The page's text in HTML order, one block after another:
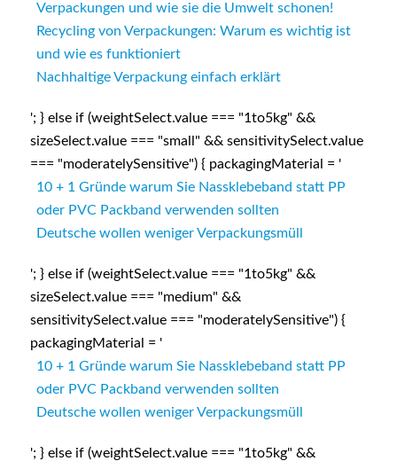
Verpackungen und wie sie die Umwelt schonen!
Recycling von Verpackungen: Warum es wichtig ist
und wie es funktioniert
Nachhaltige Verpackung einfach erklärt
'; } else if (weightSelect.value === "1to5kg" &&
sizeSelect.value === "small" && sensitivitySelect.value
=== "moderatelySensitive") { packagingMaterial = '
10 + 1 Gründe warum Sie Nassklebeband statt PP
oder PVC Packband verwenden sollten
Deutsche wollen weniger Verpackungsmüll
'; } else if (weightSelect.value === "1to5kg" &&
sizeSelect.value === "medium" &&
sensitivitySelect.value === "moderatelySensitive") {
packagingMaterial = '
10 + 1 Gründe warum Sie Nassklebeband statt PP
oder PVC Packband verwenden sollten
Deutsche wollen weniger Verpackungsmüll
'; } else if (weightSelect.value === "1to5kg" &&